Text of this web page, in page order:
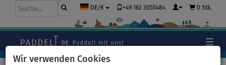
Wir verwenden Cookies
DE/€ +49 162 3055484 0 Stk.